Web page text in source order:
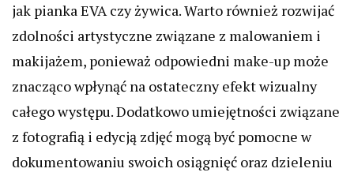
jak pianka EVA czy żywica. Warto również rozwijać
zdolności artystyczne związane z malowaniem i
makijażem, ponieważ odpowiedni make-up może
znacząco wpłynąć na ostateczny efekt wizualny
całego występu. Dodatkowo umiejętności związane
z fotografią i edycją zdjęć mogą być pomocne w
dokumentowaniu swoich osiągnięć oraz dzieleniu